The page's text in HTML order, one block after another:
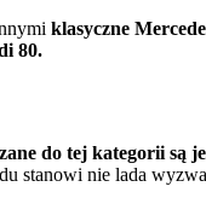
klasyczne
80.
do tej kategorii są
stanowi nie lada